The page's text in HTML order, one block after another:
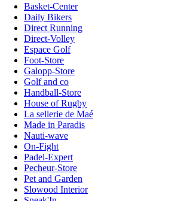
Basket-Center
Daily Bikers
Direct Running
Direct-Volley
Espace Golf
Foot-Store
Galopp-Store
Golf and co
Handball-Store
House of Rugby
La sellerie de Maé
Made in Paradis
Nauti-wave
On-Fight
Padel-Expert
Pecheur-Store
Pet and Garden
Slowood Interior